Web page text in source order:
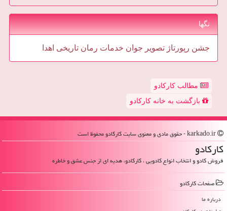
تگها
جشن رپورتاژ تصویر جوان خدمات رمان تاریخی اهدا
مطالب کارکادو
بازگشت به خانه کارکادو
كاركادو
فروش کادو و انتخاب انواع کادویی ، کارکادو، هدیه ای از جنس عشق و خاطره
صفحات كاركادو
درباره ما